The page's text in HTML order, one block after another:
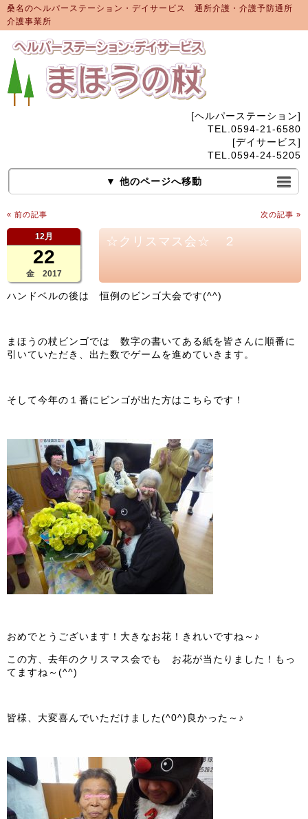
桑名のヘルパーステーション・デイサービス 通所介護・介護予防通所
介護事業所
[ヘルパーステーション]
TEL.0594-21-6580
[デイサービス]
TEL.0594-24-5205
▼ 他のページへ移動
« 前の記事 次の記事 »
12月
22
金 2017
☆クリスマス会☆ ２
ハンドベルの後は 恒例のビンゴ大会です(^^)
まほうの杖ビンゴでは 数字の書いてある紙を皆さんに順番に
引いていただき、出た数でゲームを進めていきます。
そして今年の１番にビンゴが出た方はこちらです！
おめでとうございます！大きなお花！きれいですね～♪
この方、去年のクリスマス会でも お花が当たりました！もっ
てますね～(^^)
皆様、大変喜んでいただけました(^0^)良かった～♪